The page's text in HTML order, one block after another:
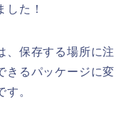
た！
、保存する場所に注
きるパッケージに変
。